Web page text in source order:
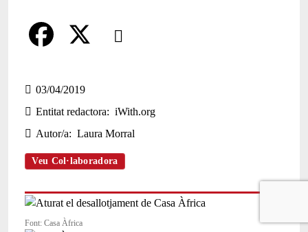
Comparteix
a
c
e
03/04/2019
Entitat redactora
iWith.org
Autor/a
Laura Morral
Veu Col·laboradora
Font: Casa Àfrica